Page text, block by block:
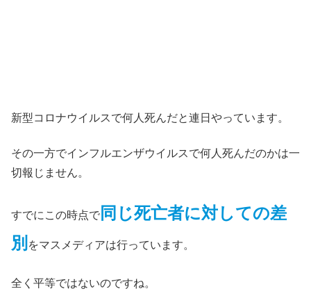
新型コロナウイルスで何人死んだと連日やっています。
その一方でインフルエンザウイルスで何人死んだのかは一
切報じません。
すでにこの時点で 同じ死亡者に対しての差
別 をマスメディアは行っています。
全く平等ではないのですね。